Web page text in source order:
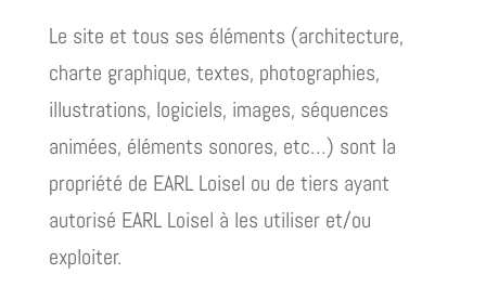
Le site et tous ses éléments (architecture,
charte graphique, textes, photographies,
illustrations, logiciels, images, séquences
animées, éléments sonores, etc…) sont la
propriété de EARL Loisel ou de tiers ayant
autorisé EARL Loisel à les utiliser et/ou
exploiter.